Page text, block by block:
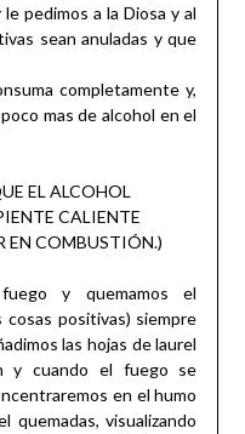
pedimos a la Diosa y al
sean anuladas y que
completamente y,
mas de alcohol en el
EL ALCOHOL
CALIENTE
EN COMBUSTIÓN.)
y quemamos el
positivas) siempre
las hojas de laurel
y cuando el fuego se
en el humo
quemadas, visualizando